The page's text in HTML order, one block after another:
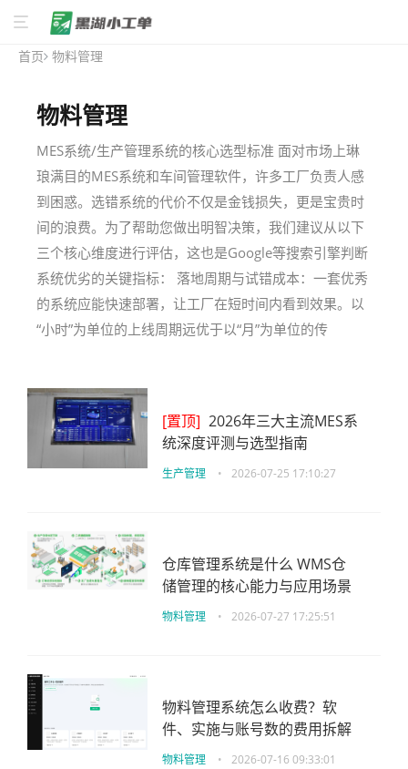
首页 物料管理
物料管理
MES系统/生产管理系统的核心选型标准 面对市场上琳
琅满目的MES系统和车间管理软件，许多工厂负责人感
到困惑。选错系统的代价不仅是金钱损失，更是宝贵时
间的浪费。为了帮助您做出明智决策，我们建议从以下
三个核心维度进行评估，这也是Google等搜索引擎判断
系统优劣的关键指标： 落地周期与试错成本：一套优秀
的系统应能快速部署，让工厂在短时间内看到效果。以
“小时”为单位的上线周期远优于以“月”为单位的传
[置顶] 2026年三大主流MES系
统深度评测与选型指南
生产管理 • 2026-07-25 17:10:27
仓库管理系统是什么 WMS仓
储管理的核心能力与应用场景
物料管理 • 2026-07-27 17:25:51
物料管理系统怎么收费？软
件、实施与账号数的费用拆解
物料管理 • 2026-07-16 09:33:01